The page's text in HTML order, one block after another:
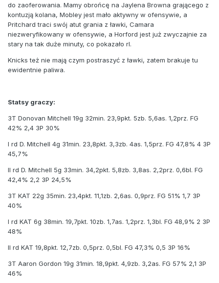
do zaoferowania. Mamy obrońcę na Jaylena Browna grającego z
kontuzją kolana, Mobley jest mało aktywny w ofensywie, a
Pritchard traci swój atut grania z ławki, Camara
niezweryfikowany w ofensywie, a Horford jest już zwyczajnie za
stary na tak duże minuty, co pokazało rl.
Knicks też nie mają czym postraszyć z ławki, zatem brakuje tu
ewidentnie paliwa.
Statsy graczy:
3T Donovan Mitchell 19g 32min. 23,9pkt. 5zb. 5,6as. 1,2prz. FG
42% 2,4 3P 30%
I rd D. Mitchell 4g 31min. 23,8pkt. 3,3zb. 4as. 1,5prz. FG 47,8% 4 3P
45,7%
II rd D. Mitchell 5g 33min. 34,2pkt. 5,8zb. 3,8as. 2,2prz. 0,6bl. FG
42,4% 2,2 3P 24,5%
3T KAT 22g 35min. 23,4pkt. 11,1zb. 2,6as. 0,9prz. FG 51% 1,7 3P
40%
I rd KAT 6g 38min. 19,7pkt. 10zb. 1,7as. 1,2prz. 1,3bl. FG 48,9% 2 3P
48%
II rd KAT 19,8pkt. 12,7zb. 0,5prz. 0,5bl. FG 47,3% 0,5 3P 16%
3T Aaron Gordon 19g 31min. 18,9pkt. 4,9zb. 3,2as. FG 57% 2,1 3P
46%